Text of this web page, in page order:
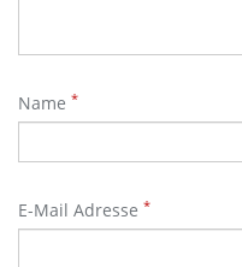
Name *
E-Mail Adresse *